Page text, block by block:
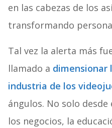
en las cabezas de los
transformando
Tal vez la alerta más
llamado a dimensionar
industria de los
ángulos. No solo desde
los negocios, la